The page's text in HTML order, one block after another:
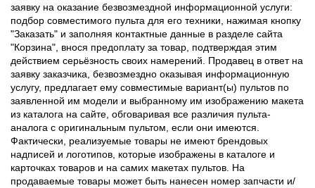
заявку на оказание безвозмездной информационной услуги:
подбор совместимого пульта для его техники, нажимая кнопку
"Заказать" и заполняя контактные данные в разделе сайта
"Корзина", внося предоплату за товар, подтверждая этим
действием серьёзность своих намерений. Продавец в ответ на
заявку заказчика, безвозмездно оказывая информационную
услугу, предлагает ему совместимые вариант(ы) пультов по
заявленной им модели и выбранному им изображению макета
из каталога на сайте, обговаривая все различия пульта-
аналога с оригинальным пультом, если они имеются.
Фактически, реализуемые товары не имеют брендовых
надписей и логотипов, которые изображены в каталоге и
карточках товаров и на самих макетах пультов. На
продаваемые товары может быть нанесен номер запчасти и/